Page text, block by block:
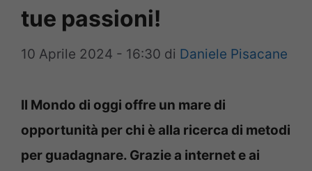
tue passioni!
10 Aprile 2024 - 16:30 di Daniele Pisacane
Il Mondo di oggi offre un mare di
opportunità per chi è alla ricerca di metodi
per guadagnare. Grazie a internet e ai